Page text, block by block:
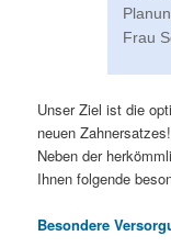
Frau
Unser Ziel ist die
neuen Zahnersatzes!
Neben der
Ihnen folgende
Besondere